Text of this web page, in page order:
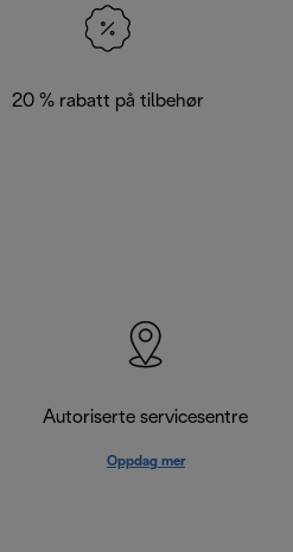
20 % rabatt på tilbehør
Autoriserte servicesentre
Oppdag mer